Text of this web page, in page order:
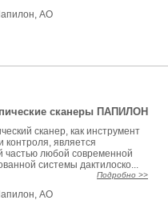
АО
сканеры ПАПИЛОН
сканер, как инструмент
контроля, является
частью любой современной
системы дактилоско...
Подробно >>
АО